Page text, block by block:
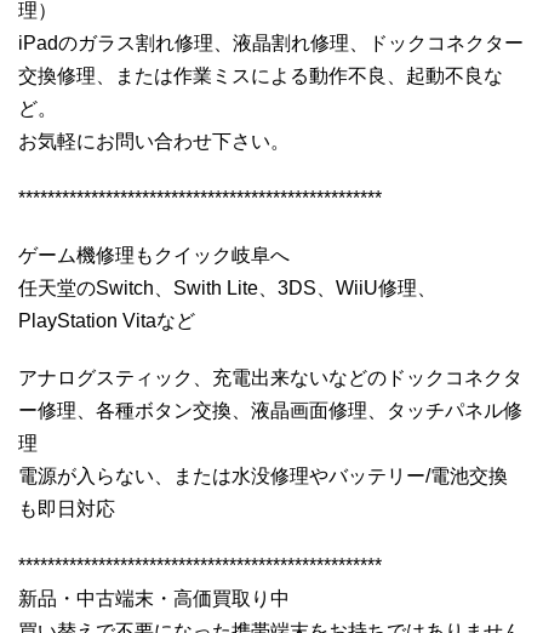
理）
iPadのガラス割れ修理、液晶割れ修理、ドックコネクター
交換修理、または作業ミスによる動作不良、起動不良な
ど。
お気軽にお問い合わせ下さい。
**************************************************
ゲーム機修理もクイック岐阜へ
任天堂のSwitch、Swith Lite、3DS、WiiU修理、
PlayStation Vitaなど
アナログスティック、充電出来ないなどのドックコネクタ
ー修理、各種ボタン交換、液晶画面修理、タッチパネル修
理
電源が入らない、または水没修理やバッテリー/電池交換
も即日対応
**************************************************
新品・中古端末・高価買取り中